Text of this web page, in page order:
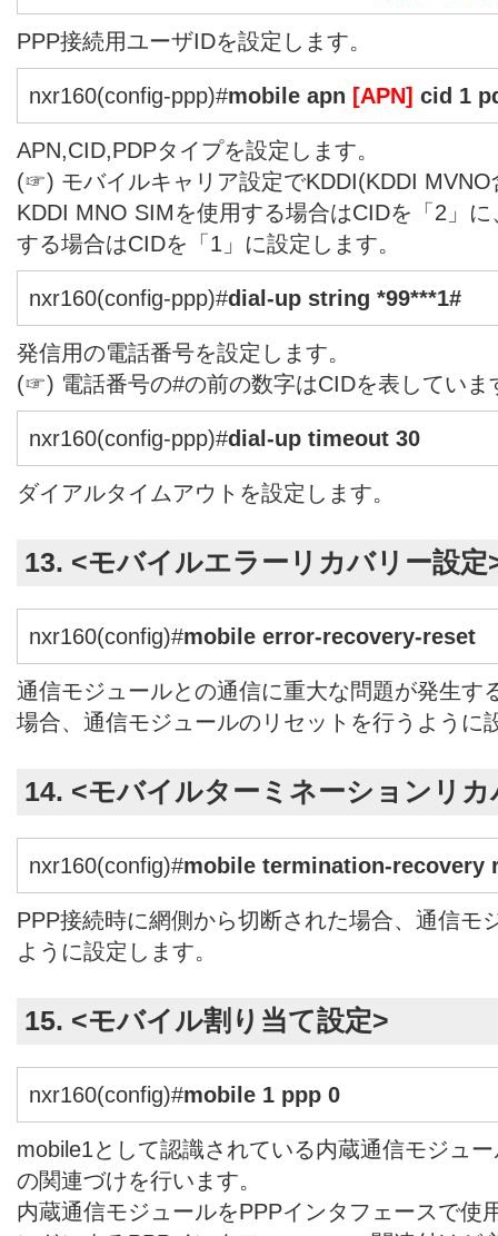
PPP接続用ユーザIDを設定します。
nxr160(config-ppp)#mobile apn [APN] cid 1
APN,CID,PDPタイプを設定します。
(☞) モバイルキャリア設定でKDDI(KDDI
KDDI MNO SIMを使用する場合はCIDを「2」
する場合はCIDを「1」に設定します。
nxr160(config-ppp)#dial-up string *99***1#
発信用の電話番号を設定します。
(☞) 電話番号の#の前の数字はCIDを表していま
nxr160(config-ppp)#dial-up timeout 30
ダイアルタイムアウトを設定します。
13. <モバイルエラーリカバリー設定
nxr160(config)#mobile error-recovery-reset
通信モジュールとの通信に重大な問題が発生す
場合、通信モジュールのリセットを行うように
14. <モバイルターミネーションリカ
nxr160(config)#mobile termination-recovery
PPP接続時に網側から切断された場合、通信モ
ように設定します。
15. <モバイル割り当て設定>
nxr160(config)#mobile 1 ppp 0
mobile1として認識されている内蔵通信モジュ
の関連づけを行います。
内蔵通信モジュールをPPPインタフェースで使